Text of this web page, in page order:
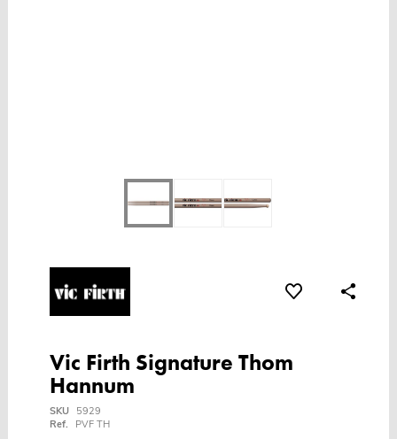
Vic Firth Signature Thom
Hannum
SKU
5929
Ref.
PVF TH